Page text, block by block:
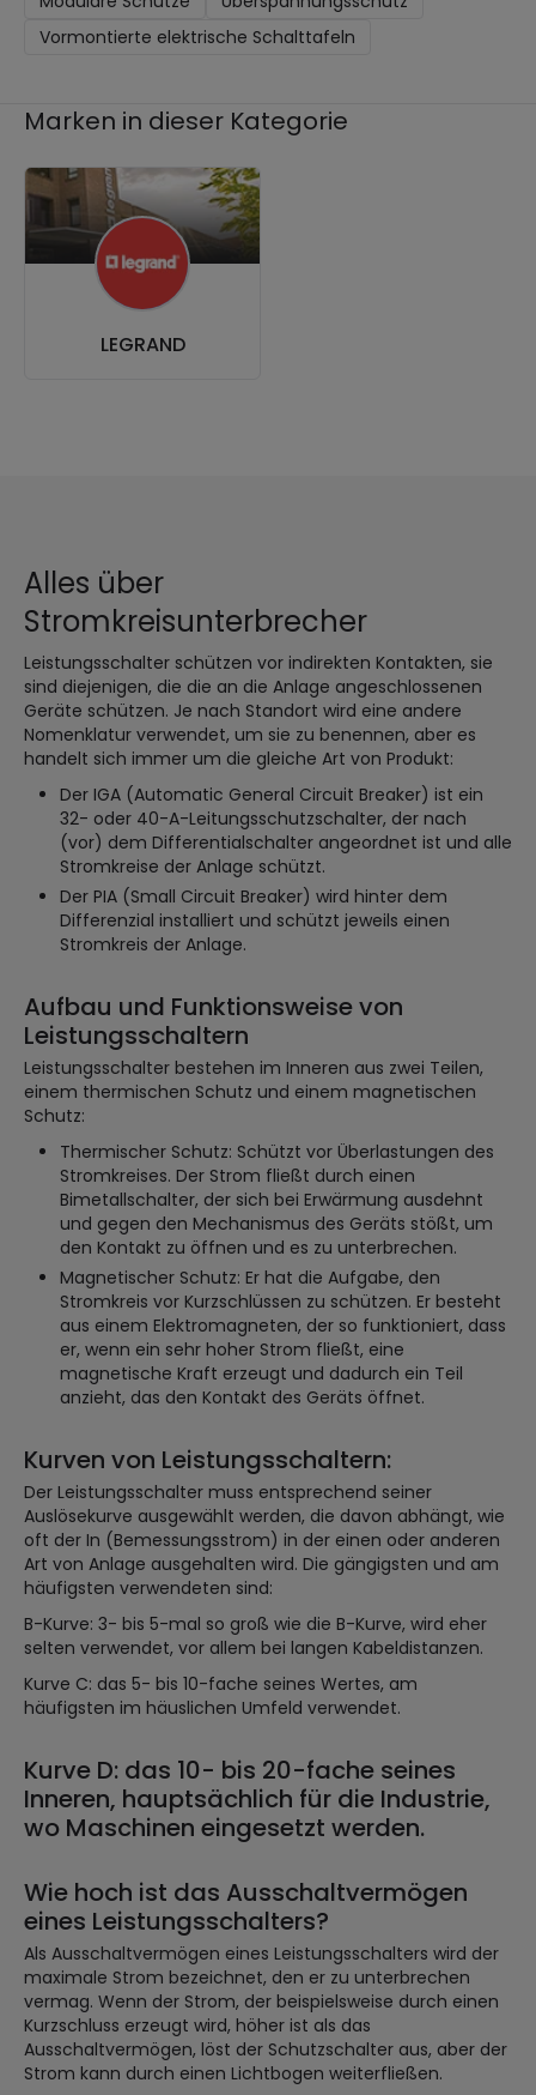
Vormontierte elektrische Schalttafeln
Marken in dieser Kategorie
LEGRAND
Alles über
Stromkreisunterbrecher
Leistungsschalter schützen vor indirekten Kontakten, sie
sind diejenigen, die die an die Anlage angeschlossenen
Geräte schützen. Je nach Standort wird eine andere
Nomenklatur verwendet, um sie zu benennen, aber es
handelt sich immer um die gleiche Art von Produkt:
Der IGA (Automatic General Circuit Breaker) ist ein
32- oder 40-A-Leitungsschutzschalter, der nach
(vor) dem Differentialschalter angeordnet ist und alle
Stromkreise der Anlage schützt.
Der PIA (Small Circuit Breaker) wird hinter dem
Differenzial installiert und schützt jeweils einen
Stromkreis der Anlage.
Aufbau und Funktionsweise von
Leistungsschaltern
Leistungsschalter bestehen im Inneren aus zwei Teilen,
einem thermischen Schutz und einem magnetischen
Schutz:
Thermischer Schutz: Schützt vor Überlastungen des
Stromkreises. Der Strom fließt durch einen
Bimetallschalter, der sich bei Erwärmung ausdehnt
und gegen den Mechanismus des Geräts stößt, um
den Kontakt zu öffnen und es zu unterbrechen.
Magnetischer Schutz: Er hat die Aufgabe, den
Stromkreis vor Kurzschlüssen zu schützen. Er besteht
aus einem Elektromagneten, der so funktioniert, dass
er, wenn ein sehr hoher Strom fließt, eine
magnetische Kraft erzeugt und dadurch ein Teil
anzieht, das den Kontakt des Geräts öffnet.
Kurven von Leistungsschaltern:
Der Leistungsschalter muss entsprechend seiner
Auslösekurve ausgewählt werden, die davon abhängt, wie
oft der In (Bemessungsstrom) in der einen oder anderen
Art von Anlage ausgehalten wird. Die gängigsten und am
häufigsten verwendeten sind:
B-Kurve: 3- bis 5-mal so groß wie die B-Kurve, wird eher
selten verwendet, vor allem bei langen Kabeldistanzen.
Kurve C: das 5- bis 10-fache seines Wertes, am
häufigsten im häuslichen Umfeld verwendet.
Kurve D: das 10- bis 20-fache seines
Inneren, hauptsächlich für die Industrie,
wo Maschinen eingesetzt werden.
Wie hoch ist das Ausschaltvermögen
eines Leistungsschalters?
Als Ausschaltvermögen eines Leistungsschalters wird der
maximale Strom bezeichnet, den er zu unterbrechen
vermag. Wenn der Strom, der beispielsweise durch einen
Kurzschluss erzeugt wird, höher ist als das
Ausschaltvermögen, löst der Schutzschalter aus, aber der
Strom kann durch einen Lichtbogen weiterfließen.